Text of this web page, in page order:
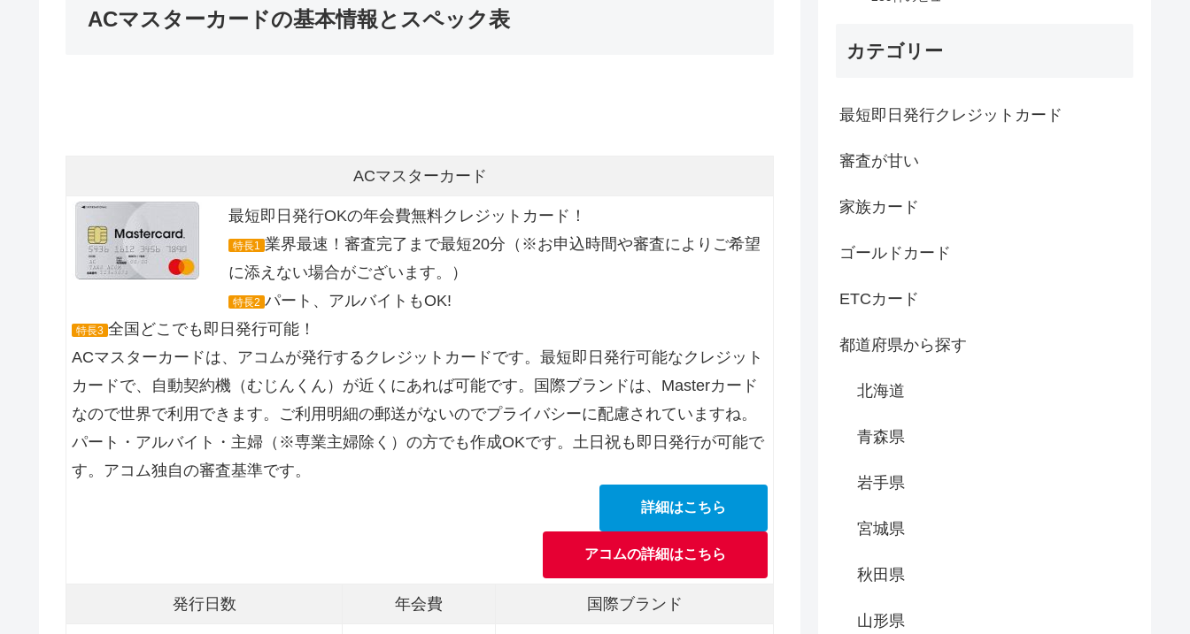
ACマスターカードの基本情報とスペック表
ACマスターカード
最短即日発行OKの年会費無料クレジットカード！
特長1 業界最速！審査完了まで最短20分（※お申込時間や審査によりご希望
に添えない場合がございます。）
特長2 パート、アルバイトもOK!
特長3 全国どこでも即日発行可能！
ACマスターカードは、アコムが発行するクレジットカードです。最短即日発行可能なクレジット
カードで、自動契約機（むじんくん）が近くにあれば可能です。国際ブランドは、Masterカード
なので世界で利用できます。ご利用明細の郵送がないのでプライバシーに配慮されていますね。
パート・アルバイト・主婦（※専業主婦除く）の方でも作成OKです。土日祝も即日発行が可能で
す。アコム独自の審査基準です。
詳細はこちら
アコムの詳細はこちら
発行日数 年会費 国際ブランド
カテゴリー
最短即日発行クレジットカード
審査が甘い
家族カード
ゴールドカード
ETCカード
都道府県から探す
北海道
青森県
岩手県
宮城県
秋田県
山形県